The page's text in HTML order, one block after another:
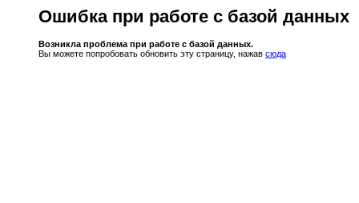
Ошибка при работе с базой данных
Возникла проблема при работе с базой данных.
Вы можете попробовать обновить эту страницу, нажав сюда